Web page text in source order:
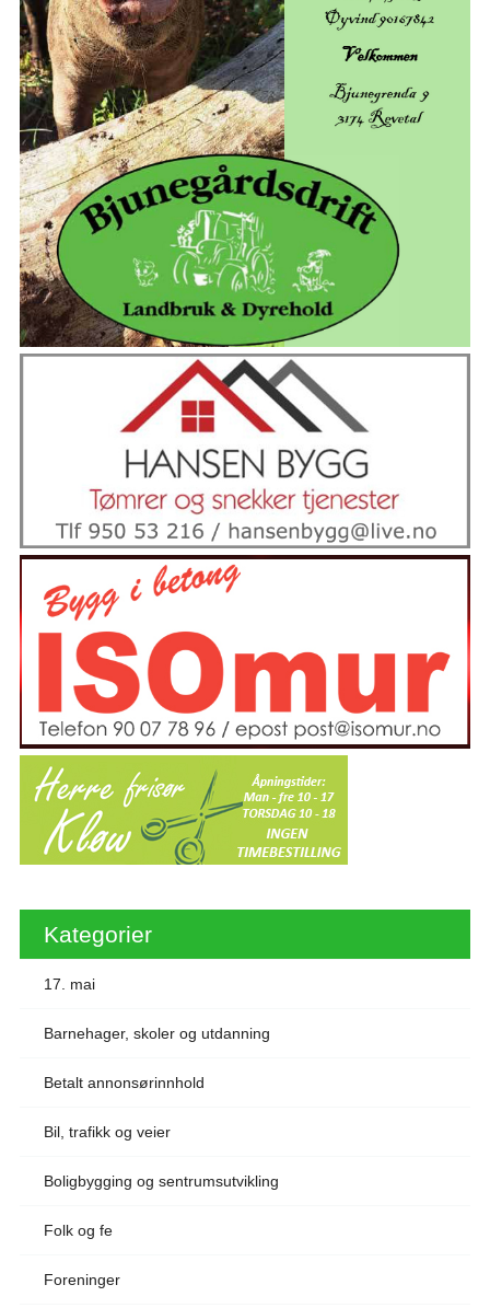
Kategorier
17. mai
Barnehager, skoler og utdanning
Betalt annonsørinnhold
Bil, trafikk og veier
Boligbygging og sentrumsutvikling
Folk og fe
Foreninger